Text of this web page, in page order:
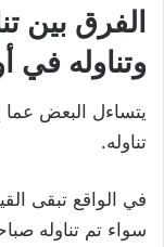
الفرق بين
وتناوله في
يتساءل البعض
تناوله.
في الواقع تبقى
سواء تم تناوله